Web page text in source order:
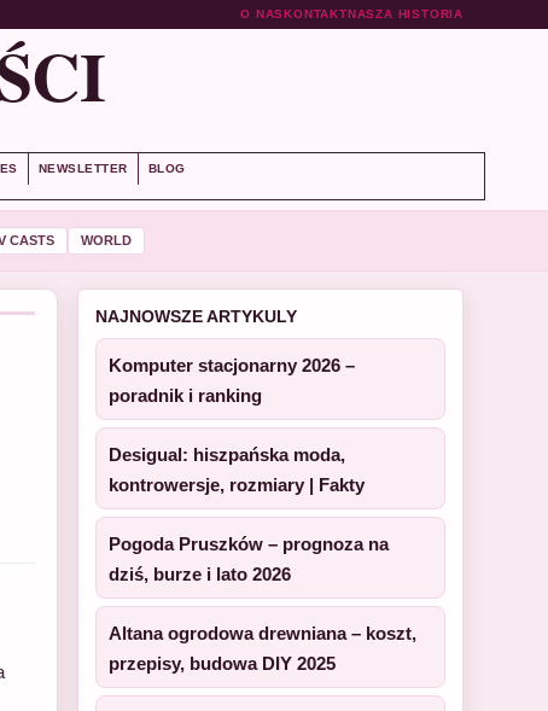
O NASKONTAKTNASZA HISTORIA
NEWSLETTER BLOG
CASTS WORLD
NAJNOWSZE ARTYKULY
Komputer stacjonarny 2026 –
poradnik i ranking
Desigual: hiszpańska moda,
kontrowersje, rozmiary | Fakty
Pogoda Pruszków – prognoza na
dziś, burze i lato 2026
Altana ogrodowa drewniana – koszt,
przepisy, budowa DIY 2025